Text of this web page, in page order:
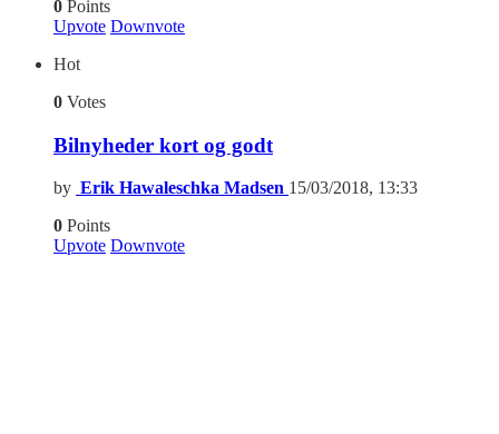
0 Points
Upvote Downvote
Hot
0 Votes
Bilnyheder kort og godt
by Erik Hawaleschka Madsen 15/03/2018, 13:33
0 Points
Upvote Downvote